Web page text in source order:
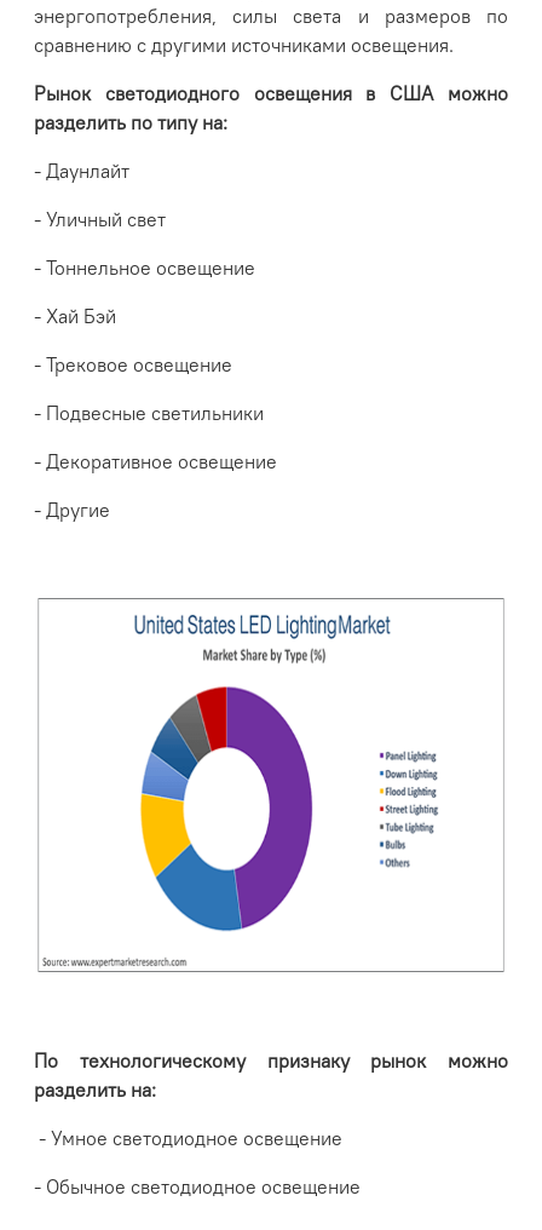
энергопотребления, силы света и размеров по
сравнению с другими источниками освещения.
Рынок светодиодного освещения в США можно
разделить по типу на:
- Даунлайт
- Уличный свет
- Тоннельное освещение
- Хай Бэй
- Трековое освещение
- Подвесные светильники
- Декоративное освещение
- Другие
По технологическому признаку рынок можно
разделить на:
- Умное светодиодное освещение
- Обычное светодиодное освещение